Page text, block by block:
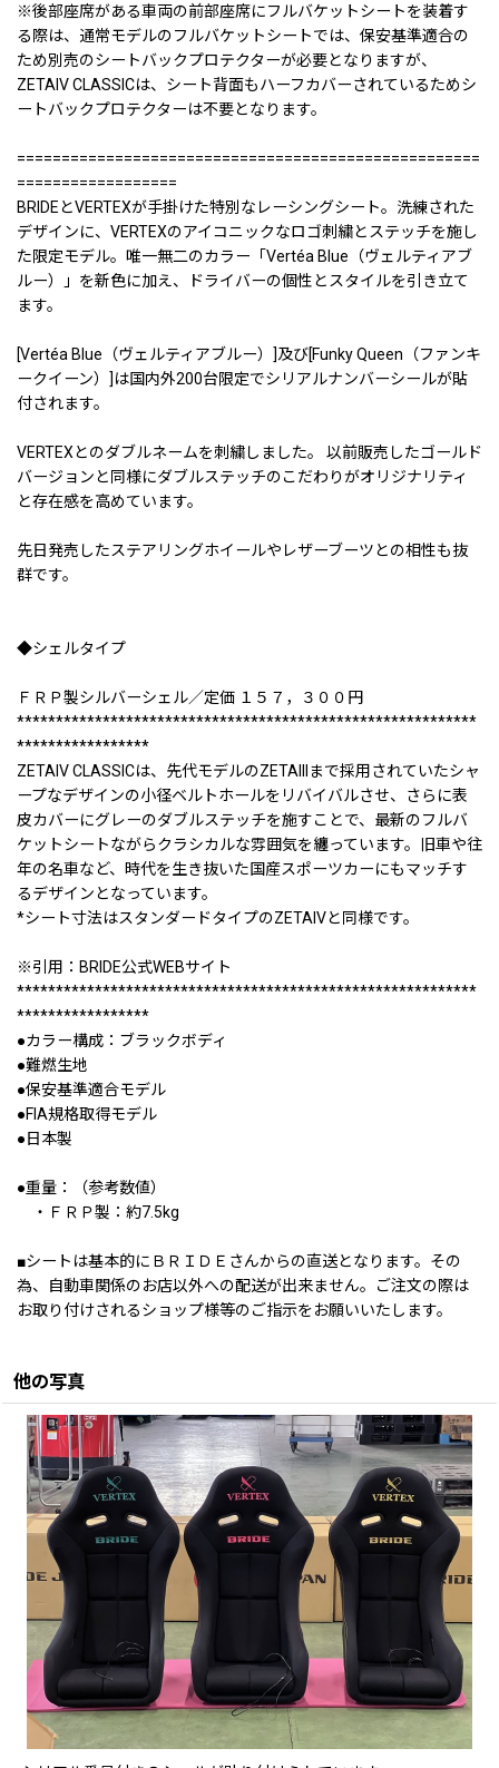
※後部座席がある車両の前部座席にフルバケットシートを装着す
る際は、通常モデルのフルバケットシートでは、保安基準適合の
ため別売のシートバックプロテクターが必要となりますが、
ZETAIV CLASSICは、シート背面もハーフカバーされているためシ
ートバックプロテクターは不要となります。
====================================================
==================
BRIDEとVERTEXが手掛けた特別なレーシングシート。洗練された
デザインに、VERTEXのアイコニックなロゴ刺繍とステッチを施し
た限定モデル。唯一無二のカラー「Vertéa Blue（ヴェルティアブ
ルー）」を新色に加え、ドライバーの個性とスタイルを引き立て
ます。
[Vertéa Blue（ヴェルティアブルー）]及び[Funky Queen（ファンキ
ークイーン）]は国内外200台限定でシリアルナンバーシールが貼
付されます。
VERTEXとのダブルネームを刺繍しました。 以前販売したゴールド
バージョンと同様にダブルステッチのこだわりがオリジナリティ
と存在感を高めています。
先日発売したステアリングホイールやレザーブーツとの相性も抜
群です。
◆シェルタイプ
ＦＲＰ製シルバーシェル／定価 １５７，３００円
***********************************************************
*****************
ZETAIV CLASSICは、先代モデルのZETAIIIまで採用されていたシャ
ープなデザインの小径ベルトホールをリバイバルさせ、さらに表
皮カバーにグレーのダブルステッチを施すことで、最新のフルバ
ケットシートながらクラシカルな雰囲気を纏っています。旧車や往
年の名車など、時代を生き抜いた国産スポーツカーにもマッチす
るデザインとなっています。
*シート寸法はスタンダードタイプのZETAIVと同様です。
※引用：BRIDE公式WEBサイト
***********************************************************
*****************
●カラー構成：ブラックボディ
●難燃生地
●保安基準適合モデル
●FIA規格取得モデル
●日本製
●重量：（参考数値）
・ＦＲＰ製：約7.5kg
■シートは基本的にＢＲＩＤＥさんからの直送となります。その
為、自動車関係のお店以外への配送が出来ません。ご注文の際は
お取り付けされるショップ様等のご指示をお願いいたします。
他の写真